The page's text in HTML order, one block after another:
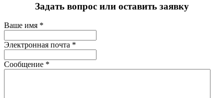
Задать вопрос или оставить заявку
Ваше имя *
Электронная почта *
Сообщение *